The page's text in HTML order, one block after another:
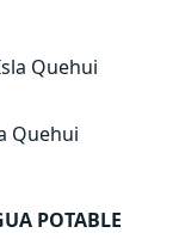
Quehui
POTABLE